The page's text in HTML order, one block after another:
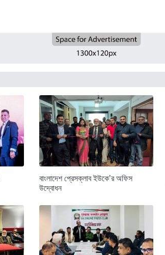
বাংলাদেশ প্রেসক্লাব ইউকে’র অফিস
উদ্বোধন